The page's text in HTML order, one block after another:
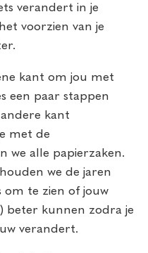
verandert in je
voorzien van je
kant om jou met
een paar stappen
kant
met de
we alle papierzaken.
we de jaren
om te zien of jouw
beter kunnen zodra je
verandert.